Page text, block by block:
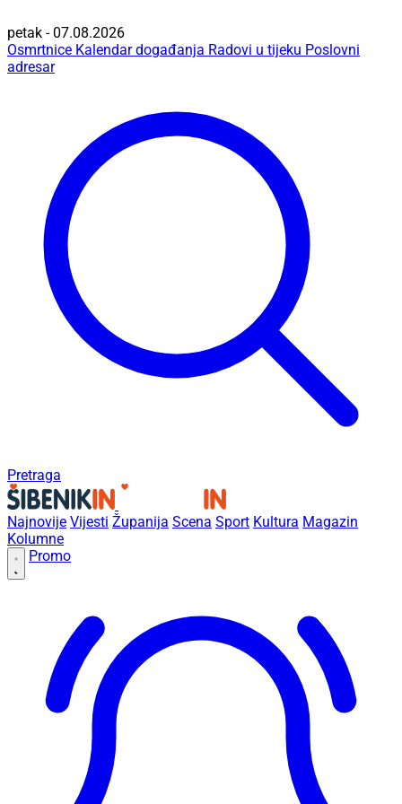
petak - 07.08.2026
Osmrtnice Kalendar događanja Radovi u tijeku Poslovni
adresar
Pretraga
Najnovije Vijesti Županija Scena Sport Kultura Magazin
Kolumne
Promo